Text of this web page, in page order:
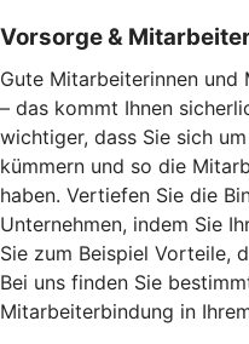
Vorsorge &
Gute Mitarbeiterinnen
– das kommt Ihnen
wichtiger, dass Sie sich
kümmern und so die
haben. Vertiefen Sie die
Unternehmen, indem Sie
Sie zum Beispiel Vorteile,
Bei uns finden Sie
Mitarbeiterbindung in